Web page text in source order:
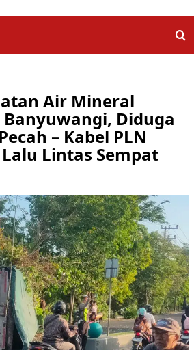
Air Mineral
Diduga
– Kabel PLN
Lintas Sempat